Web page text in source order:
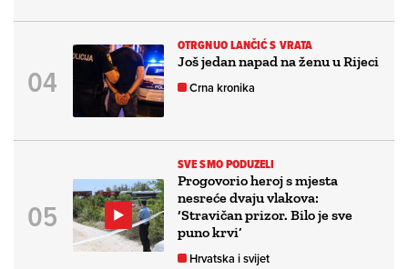
OTRGNUO LANČIĆ S VRATA
Još jedan napad na ženu u Rijeci
Crna kronika
SVE SMO PODUZELI
Progovorio heroj s mjesta
nesreće dvaju vlakova:
‘Stravičan prizor. Bilo je sve
puno krvi’
Hrvatska i svijet